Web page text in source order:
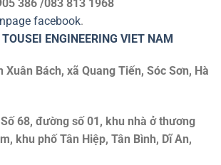
386 /083 813 1968
facebook.
ENGINEERING VIET NAM
Bách, xã Quang Tiến, Sóc Sơn, Hà
68, đường số 01, khu nhà ở thương
khu phố Tân Hiệp, Tân Bình, Dĩ An,